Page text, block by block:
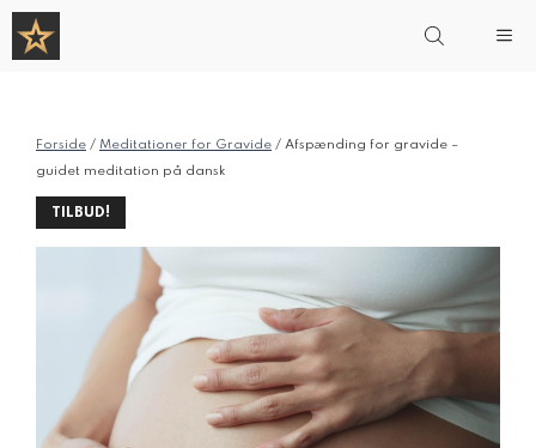
Hop
indhold
Forside / Meditationer for Gravide / Afspænding for gravide –
guidet meditation på dansk
TILBUD!